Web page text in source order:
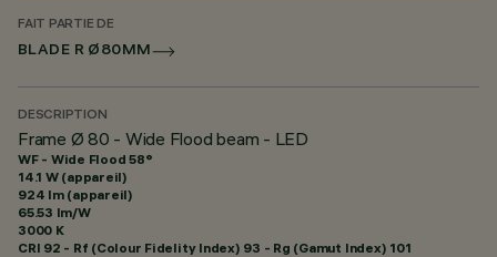
FAIT PARTIE DE
BLADE R Ø80MM
DESCRIPTION
Frame Ø 80 - Wide Flood beam - LED
WF - Wide Flood 58°
14.1 W (appareil)
924 lm (appareil)
65.53 lm/W
3000 K
CRI 92 - Rf (Colour Fidelity Index) 93 - Rg (Gamut Index) 101